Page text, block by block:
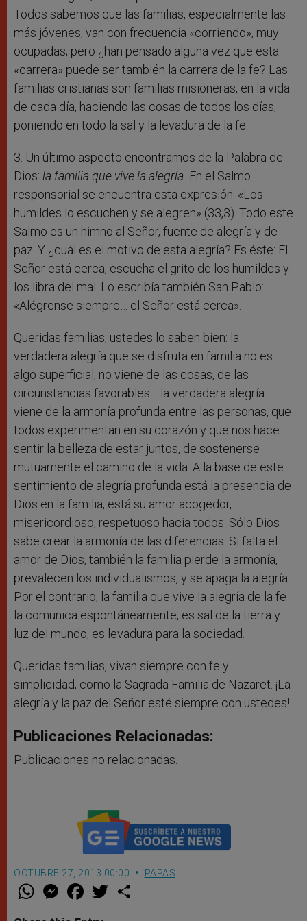
Todos sabemos que las familias, especialmente las
más jóvenes, van con frecuencia «corriendo», muy
ocupadas; pero ¿han pensado alguna vez que esta
«carrera» puede ser también la carrera de la fe? Las
familias cristianas son familias misioneras, en la vida
de cada día, haciendo las cosas de todos los días,
poniendo en todo la sal y la levadura de la fe.
3. Un último aspecto encontramos de la Palabra de
Dios: la familia que vive la alegría. En el Salmo
responsorial se encuentra esta expresión: «Los
humildes lo escuchen y se alegren» (33,3). Todo este
Salmo es un himno al Señor, fuente de alegría y de
paz. Y ¿cuál es el motivo de esta alegría? Es éste: El
Señor está cerca, escucha el grito de los humildes y
los libra del mal. Lo escribía también San Pablo:
«Alégrense siempre… el Señor está cerca».
Queridas familias, ustedes lo saben bien: la
verdadera alegría que se disfruta en familia no es
algo superficial, no viene de las cosas, de las
circunstancias favorables… la verdadera alegría
viene de la armonía profunda entre las personas, que
todos experimentan en su corazón y que nos hace
sentir la belleza de estar juntos, de sostenerse
mutuamente el camino de la vida. A la base de este
sentimiento de alegría profunda está la presencia de
Dios en la familia, está su amor acogedor,
misericordioso, respetuoso hacia todos. Sólo Dios
sabe crear la armonía de las diferencias. Si falta el
amor de Dios, también la familia pierde la armonía,
prevalecen los individualismos, y se apaga la alegría.
Por el contrario, la familia que vive la alegría de la fe
la comunica espontáneamente, es sal de la tierra y
luz del mundo, es levadura para la sociedad.
Queridas familias, vivan siempre con fe y
simplicidad, como la Sagrada Familia de Nazaret. ¡La
alegría y la paz del Señor esté siempre con ustedes!.
Publicaciones Relacionadas:
Publicaciones no relacionadas.
OCTUBRE 27, 2013 00:00 PAPAS
W M
e
F
a w